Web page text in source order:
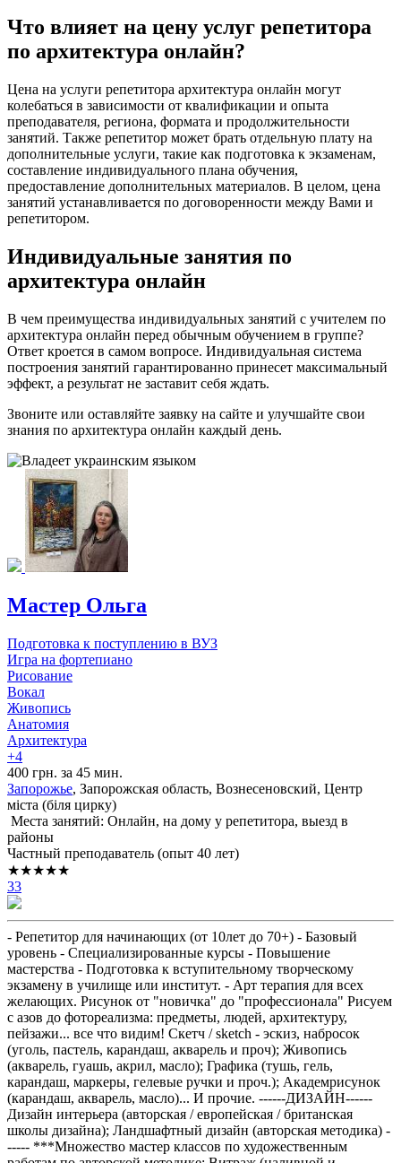
Что влияет на цену услуг репетитора
по архитектура онлайн?
Цена на услуги репетитора архитектура онлайн могут
колебаться в зависимости от квалификации и опыта
преподавателя, региона, формата и продолжительности
занятий. Также репетитор может брать отдельную плату на
дополнительные услуги, такие как подготовка к экзаменам,
составление индивидуального плана обучения,
предоставление дополнительных материалов. В целом, цена
занятий устанавливается по договоренности между Вами и
репетитором.
Индивидуальные занятия по
архитектура онлайн
В чем преимущества индивидуальных занятий с учителем по
архитектура онлайн перед обычным обучением в группе?
Ответ кроется в самом вопросе. Индивидуальная система
построения занятий гарантированно принесет максимальный
эффект, а результат не заставит себя ждать.
Звоните или оставляйте заявку на сайте и улучшайте свои
знания по архитектура онлайн каждый день.
Мастер Ольга
Подготовка к поступлению в ВУЗ
Игра на фортепиано
Рисование
Вокал
Живопись
Анатомия
Архитектура
+4
400 грн. за 45 мин.
Запорожье, Запорожская область, Вознесеновский, Центр
міста (біля цирку)
Места занятий: Онлайн, на дому у репетитора, выезд в
районы
Частный преподаватель (опыт 40 лет)
★★★★★
33
- Репетитор для начинающих (от 10лет до 70+) - Базовый
уровень - Специализированные курсы - Повышение
мастерства - Подготовка к вступительному творческому
экзамену в училище или институт. - Арт терапия для всех
желающих. Рисунок от "новичка" до "профессионала" Рисуем
с азов до фотореализма: предметы, людей, архитектуру,
пейзажи... все что видим! Скетч / sketch - эскиз, набросок
(уголь, пастель, карандаш, акварель и проч); Живопись
(акварель, гуашь, акрил, масло); Графика (тушь, гель,
карандаш, маркеры, гелевые ручки и проч.); Академрисунок
(карандаш, акварель, масло)... И прочие. ------ДИЗАЙН------
Дизайн интерьера (авторская / европейская / британская
школы дизайна); Ландшафтный дизайн (авторская методика) -
----- ***Множество мастер классов по художественным